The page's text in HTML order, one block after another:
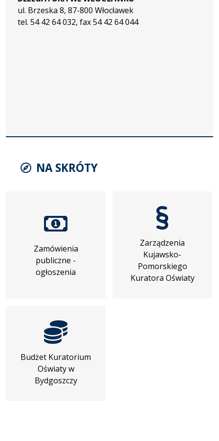
ul. Brzeska 8, 87-800 Włocławek
tel. 54 42 64 032, fax 54 42 64 044
NA SKRÓTY
Zamówienia
publiczne -
ogłoszenia
Zarządzenia
Kujawsko-
Pomorskiego
Kuratora Oświaty
Budżet Kuratorium
Oświaty w
Bydgoszczy